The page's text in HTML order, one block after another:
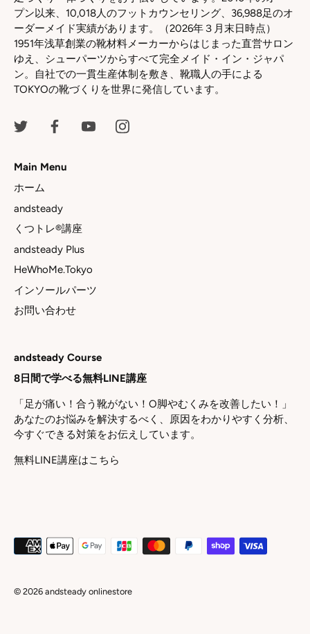
プン以来、10,018人のフットカウンセリング、36,988足のオ
ーダーメイド実績があります。（2026年３月末日時点）
1951年浅草創業の靴材料メーカーからはじまった直営サロン
ゆえ、シューパーツからすべて完全メイド・イン・ジャパ
ン。自社での一貫生産体制を敷き、靴職人の手による
TOKYOの靴づくりを世界に発信しています。
Main Menu
ホーム
andsteady
くつトレ®講座
andsteady Plus
HeWhoMe.Tokyo
インソールパーツ
お問い合わせ
andsteady Course
8日間で学べる無料LINE講座
「足が痛い！合う靴がない！O脚やむくみを改善したい！」
あなたのお悩みを解決するべく、原因をわかりやすく分析、
今すぐできる対策をお伝えしています。
無料LINE講座はこちら
© 2026 andsteady onlinestore